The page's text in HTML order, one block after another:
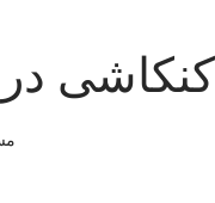
کنکاشی